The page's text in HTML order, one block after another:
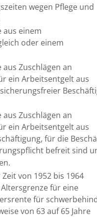
wegen Pflege und
einem
oder einem
Zuschlägen an
ein Arbeitsentgelt aus
Zuschlägen an
ein Arbeitsentgelt aus
für die
befreit sind
von 1952 bis 1964
für eine
für
von 63 auf 65 Jahre